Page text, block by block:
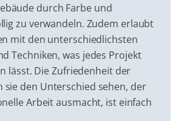
durch Farbe und
zu verwandeln. Zudem erlaubt
mit den unterschiedlichsten
Techniken, was jedes Projekt
lässt. Die Zufriedenheit der
sie den Unterschied sehen, der
Arbeit ausmacht, ist einfach